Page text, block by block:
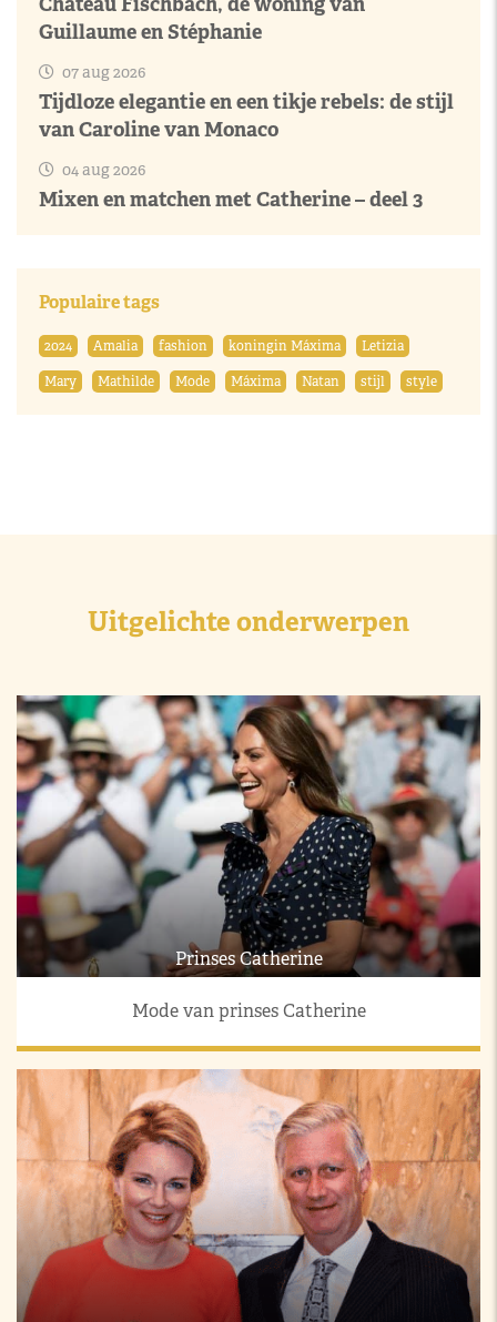
Guillaume en Stéphanie
07 aug 2026
Tijdloze elegantie en een tikje rebels: de stijl
van Caroline van Monaco
04 aug 2026
Mixen en matchen met Catherine – deel 3
Populaire tags
2024 Amalia fashion koningin Máxima
Letizia
Mary
Mathilde Mode Máxima Natan stijl style
Uitgelichte onderwerpen
Prinses Catherine
Mode van prinses Catherine